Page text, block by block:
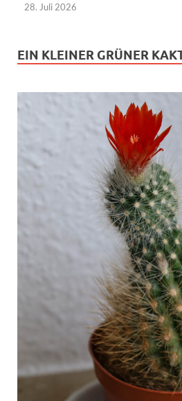
28. Juli 2026
EIN KLEINER GRÜNER